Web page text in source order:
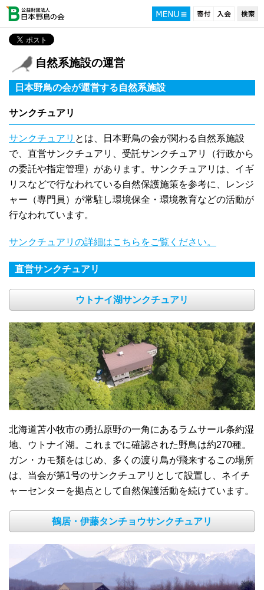
自然系施設の運営
日本野鳥の会が運営する自然系施設
サンクチュアリ
サンクチュアリ とは、日本野鳥の会が関わる自然系施設
で、直営サンクチュアリ、受託サンクチュアリ（行政から
の委託や指定管理）があります。サンクチュアリは、イギ
リスなどで行なわれている自然保護施策を参考に、レンジ
ャー（専門員）が常駐し環境保全・環境教育などの活動が
行なわれています。
サンクチュアリの詳細はこちらをご覧ください。
直営サンクチュアリ
ウトナイ湖サンクチュアリ
北海道苫小牧市の勇払原野の一角にあるラムサール条約湿
地、ウトナイ湖。これまでに確認された野鳥は約270種。
ガン・カモ類をはじめ、多くの渡り鳥が飛来するこの場所
は、当会が第1号のサンクチュアリとして設置し、ネイチ
ャーセンターを拠点として自然保護活動を続けています。
鶴居・伊藤タンチョウサンクチュアリ